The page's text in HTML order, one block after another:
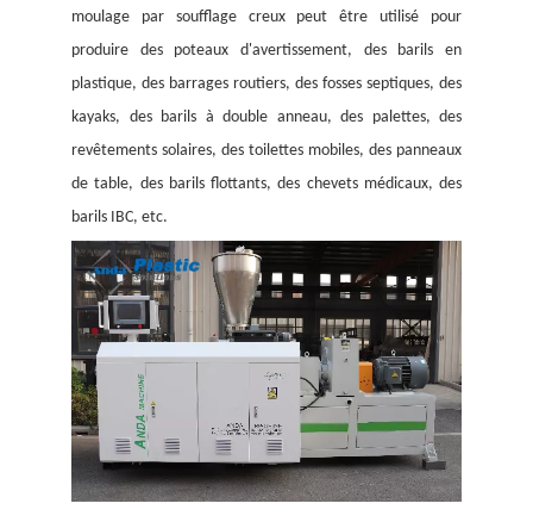
moulage par soufflage creux peut être utilisé pour
produire des poteaux d'avertissement, des barils en
plastique, des barrages routiers, des fosses septiques, des
kayaks, des barils à double anneau, des palettes, des
revêtements solaires, des toilettes mobiles, des panneaux
de table, des barils flottants, des chevets médicaux, des
barils IBC, etc.